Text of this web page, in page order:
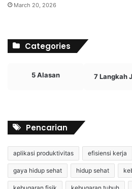
March 20, 2026
Categories
5 Alasan 7 Langkah
Pencarian
aplikasi produktivitas efisiensi kerja
gaya hidup sehat hidup sehat